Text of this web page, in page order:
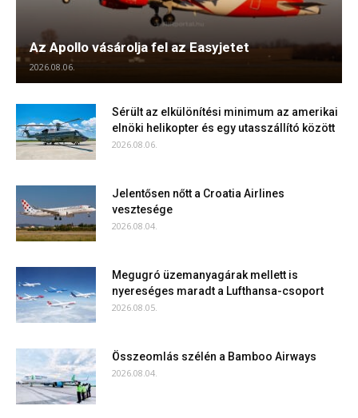
Az Apollo vásárolja fel az Easyjetet
2026.08.06.
Sérült az elkülönítési minimum az amerikai
elnöki helikopter és egy utasszállító között
2026.08.06.
Jelentősen nőtt a Croatia Airlines
vesztesége
2026.08.04.
Megugró üzemanyagárak mellett is
nyereséges maradt a Lufthansa-csoport
2026.08.05.
Összeomlás szélén a Bamboo Airways
2026.08.04.